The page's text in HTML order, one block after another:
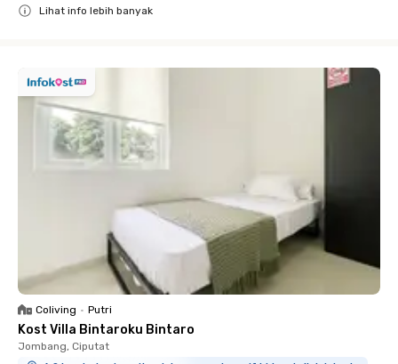
Lihat info lebih banyak
Coliving • Putri
Kost Villa Bintaroku Bintaro
Jombang, Ciputat